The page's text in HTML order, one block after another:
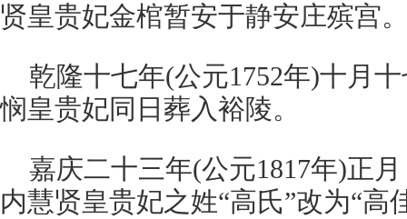
贤皇贵妃金棺暂安于静安庄殡宫
乾隆十七年(公元1752年)十月
悯皇贵妃同日葬入裕陵。
嘉庆二十三年(公元1817年)正
内慧贤皇贵妃之姓“高氏”改为“高